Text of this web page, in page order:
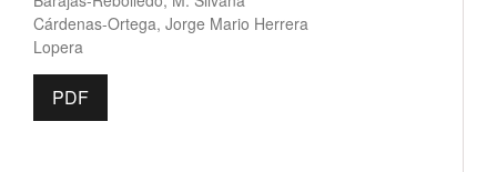
Cárdenas-Ortega, Jorge Mario Herrera
Lopera
PDF